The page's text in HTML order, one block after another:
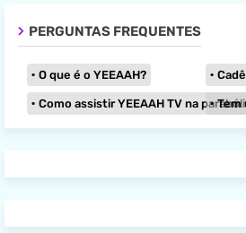
PERGUNTAS FREQUENTES
O que é o YEEAAH?
Como assistir YEEAAH TV na Tem